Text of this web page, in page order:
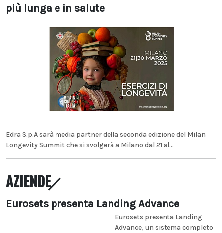
più lunga e in salute
Edra S.p.A sarà media partner della seconda edizione del Milan
Longevity Summit che si svolgerà a Milano dal 21 al...
AZIENDE
Eurosets presenta Landing Advance
Eurosets presenta Landing
Advance, un sistema completo